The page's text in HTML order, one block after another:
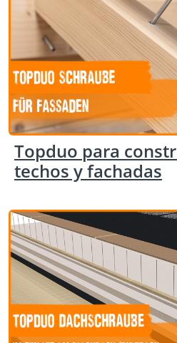
Topduo para
techos y fachadas